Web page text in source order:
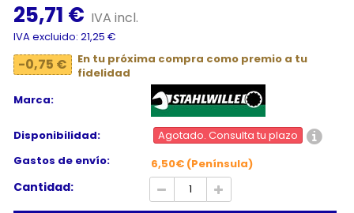
25,71 € IVA incl.
IVA excluido: 21,25 €
-0,75 €
En tu próxima compra como premio a tu
fidelidad
Marca:
Disponibilidad:
Agotado. Consulta tu plazo
Gastos de envío:
6,50€ (Península)
Cantidad: